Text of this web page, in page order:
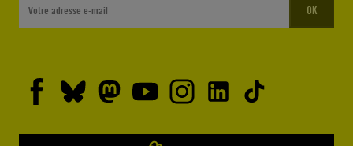
OK